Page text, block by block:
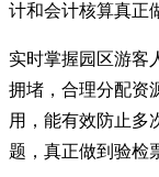
计和会计核算真正
实时掌握园区游客
拥堵，合理分配资
用，能有效防止多
题，真正做到验检